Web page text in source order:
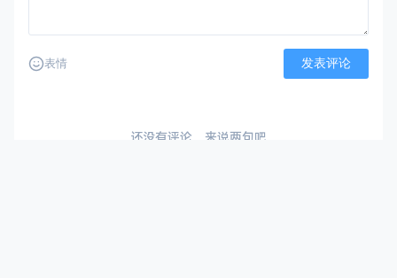
表情 发表评论
还没有评论，来说两句吧